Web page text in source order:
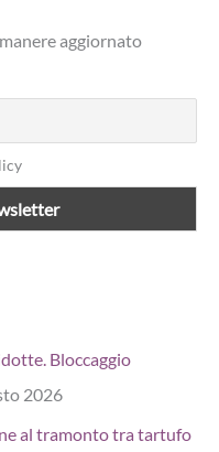
aggiornato
Bloccaggio
2026
al tramonto tra tartufo